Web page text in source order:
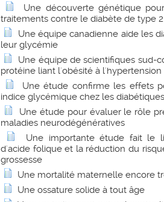
Une découverte génétique
traitements contre le diabète de type 2
Une équipe canadienne aide les
leur glycémie
Une équipe de scientifiques sud-
protéine liant l'obésité à l'hypertension
Une étude confirme les effets
indice glycémique chez les diabétiques
Une étude pour évaluer le rôle
maladies neurodégénératives
Une importante étude fait le
d'acide folique et la réduction du
grossesse
Une mortalité maternelle encore
Une ossature solide à tout âge